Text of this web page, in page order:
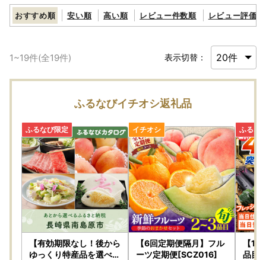
しらせ】
2023年6月1日発送分より転送サービスが有料となります。
2023年6月1日（木）受付分より荷物の送り状に記載された
送り状記載のお届け先から変更後のお届け先までの運賃（定
価・着払い）を収受いたします。※ヤマト運輸HPより抜粋
ーーーーーーーーーーーーーーーーーーーーーーーーーーー
ーーーーーーーーーーーーーー
お届け先が変更となる場合は、事前に当市へご連絡をお願い
いたします。
【書類の発送について（年末年始以外）】
※重要※返礼品とは別に、ご入金確認後2週間以内に発送いた
します。
なお、ワンストップ特例申請書は、ご要望の寄附者様のみ同
封いたします。
【ワンストップ特例申請アプリ『IAM＜アイアム＞』のお知
おすすめ順 安い順 高い順 レビュー件数順 レビュー評価順
1~19件(全19件) 表示切替：
ふるなびイチオシ返礼品
【有効期限なし！後から
ゆっくり特産品を選べる
【6回定期便隔月】フル
ーツ定期便[SCZ016]
【
品目